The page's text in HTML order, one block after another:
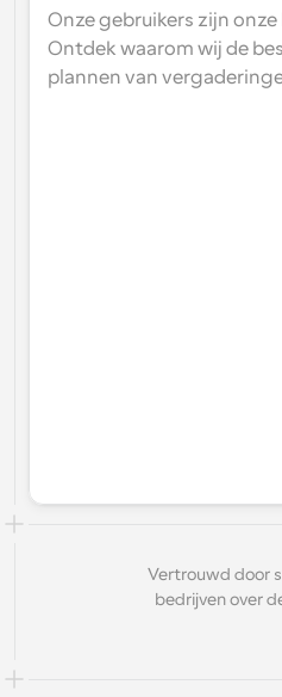
Onze gebruikers zijn
Ontdek waarom wij de
plannen van
Vertrouwd door
bedrijven over